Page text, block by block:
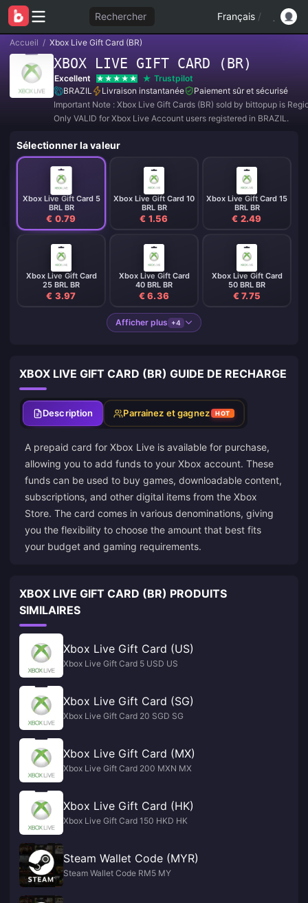
Rechercher Français /
Accueil / Xbox Live Gift Card (BR)
XBOX LIVE GIFT CARD (BR)
Excellent
Trustpilot
BRAZIL
Livraison instantanée
Paiement sûr et sécurisé
Important Note : Xbox Live Gift Cards (BR) sold by bittopup is
Only VALID for Xbox Live Account users registered in BRAZIL.
Sélectionner la valeur
Xbox Live Gift Card 5
BRL BR
€ 0.79
Xbox Live Gift Card 10
BRL BR
€ 1.56
Xbox Live Gift Card 15
BRL BR
€ 2.49
Xbox Live Gift Card
25 BRL BR
€ 3.97
Xbox Live Gift Card
40 BRL BR
€ 6.36
Xbox Live Gift Card
50 BRL BR
€ 7.75
Afficher plus +4
XBOX LIVE GIFT CARD (BR) GUIDE DE RECHARGE
Description Parrainez et gagnez HOT
A prepaid card for Xbox Live is available for purchase,
allowing you to add funds to your Xbox account. These
funds can be used to buy games, downloadable content,
subscriptions, and other digital items from the Xbox
Store. The card comes in various denominations, giving
you the flexibility to choose the amount that best fits
your budget and gaming requirements.
XBOX LIVE GIFT CARD (BR) PRODUITS
SIMILAIRES
Xbox Live Gift Card (US)
Xbox Live Gift Card 5 USD US
Xbox Live Gift Card (SG)
Xbox Live Gift Card 20 SGD SG
Xbox Live Gift Card (MX)
Xbox Live Gift Card 200 MXN MX
Xbox Live Gift Card (HK)
Xbox Live Gift Card 150 HKD HK
Steam Wallet Code (MYR)
Steam Wallet Code RM5 MY